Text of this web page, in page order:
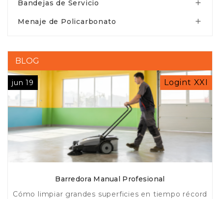
Bandejas de Servicio 
Menaje de Policarbonato 
BLOG
jun 19 Logint XXI
Barredora Manual Profesional
Cómo limpiar grandes superficies en tiempo récord